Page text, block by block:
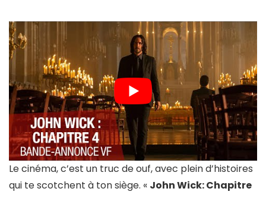
Le cinéma, c’est un truc de ouf, avec plein d’histoires
qui te scotchent à ton siège. « John Wick: Chapitre